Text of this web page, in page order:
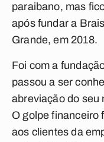
paraibano, mas
após fundar a
Grande, em 2018.
Foi com a
passou a ser
abreviação do seu
O golpe financeiro
aos clientes da